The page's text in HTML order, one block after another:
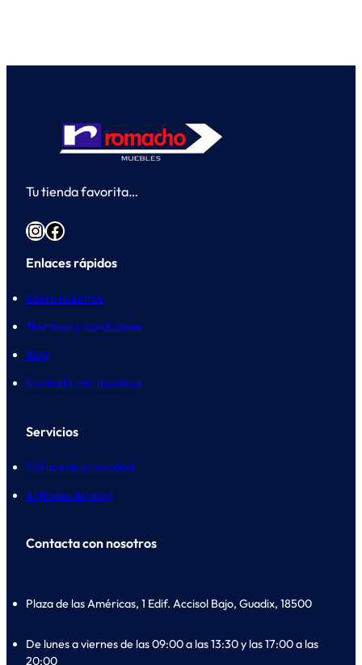
Tu tienda favorita…
InstagramFacebook
Enlaces rápidos
Sobre nosotros
Términos y condiciones
Blog
Contacta con nosotros
Servicios
Política de privacidad
Artículos del blog
Contacta con nosotros
Plaza de las Américas, 1 Edif. Accisol Bajo, Guadix, 18500
De lunes a viernes de las 09:00 a las 13:30 y las 17:00 a las
20:00